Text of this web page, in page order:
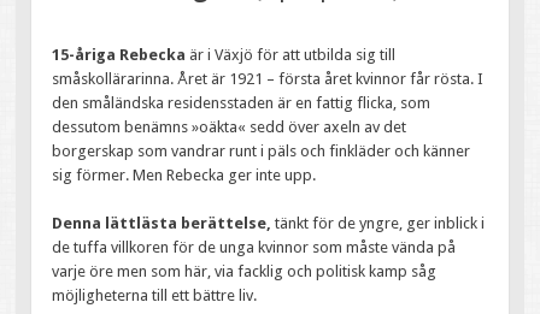
15-åriga Rebecka är i Växjö för att utbilda sig till
småskollärarinna. Året är 1921 – första året kvinnor får rösta. I
den småländska residensstaden är en fattig flicka, som
dessutom benämns »oäkta« sedd över axeln av det
borgerskap som vandrar runt i päls och finkläder och känner
sig förmer. Men Rebecka ger inte upp.
Denna lättlästa berättelse,tänkt för de yngre, ger inblick i
de tuffa villkoren för de unga kvinnor som måste vända på
varje öre men som här, via facklig och politisk kamp såg
möjligheterna till ett bättre liv.